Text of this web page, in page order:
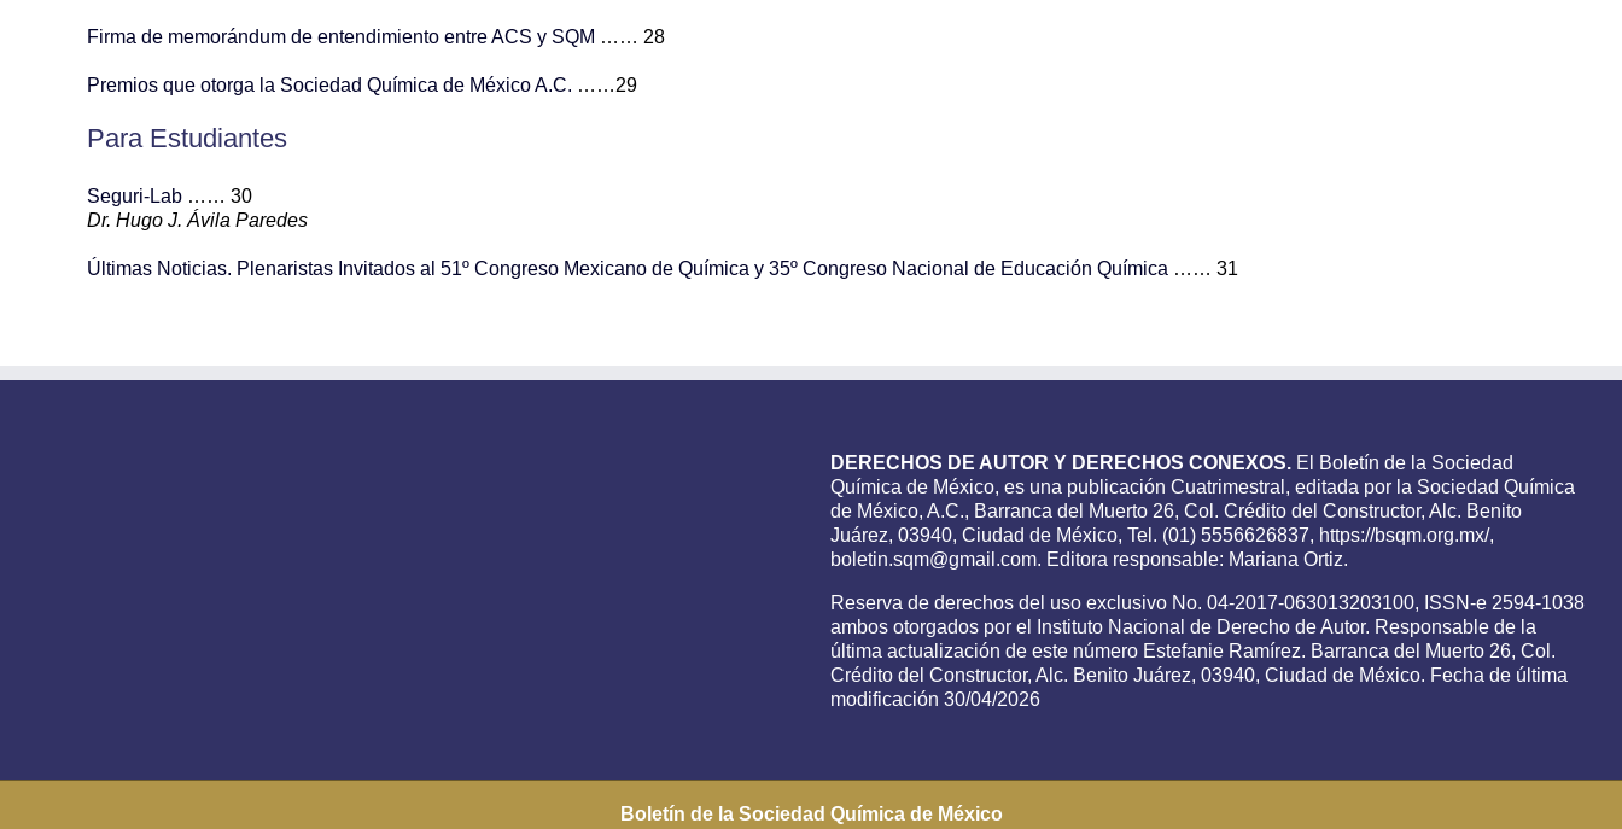
Firma de memorándum de entendimiento entre ACS y SQM …… 28
Premios que otorga la Sociedad Química de México A.C. ……29
Para Estudiantes
Seguri-Lab …… 30
Dr. Hugo J. Ávila Paredes
Últimas Noticias. Plenaristas Invitados al 51º Congreso Mexicano de Química y 35º Congreso Nacional de Educación Química …… 31
DERECHOS DE AUTOR Y DERECHOS CONEXOS. El Boletín de la Sociedad
Química de México, es una publicación Cuatrimestral, editada por la Sociedad Química
de México, A.C., Barranca del Muerto 26, Col. Crédito del Constructor, Alc. Benito
Juárez, 03940, Ciudad de México, Tel. (01) 5556626837, https://bsqm.org.mx/,
boletin.sqm@gmail.com. Editora responsable: Mariana Ortiz.
Reserva de derechos del uso exclusivo No. 04-2017-063013203100, ISSN-e 2594-1038
ambos otorgados por el Instituto Nacional de Derecho de Autor. Responsable de la
última actualización de este número Estefanie Ramírez. Barranca del Muerto 26, Col.
Crédito del Constructor, Alc. Benito Juárez, 03940, Ciudad de México. Fecha de última
modificación 30/04/2026
Boletín de la Sociedad Química de México